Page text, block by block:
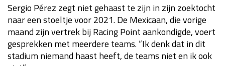
GP MEXICO 2026 30 okt - 01 nov
Kwalificatie
za 19:00 - 20:00
Race
zo 18:00 - 20:00
Sergio Pérez zegt niet gehaast te zijn in zijn zoektocht
naar een stoeltje voor 2021. De Mexicaan, die vorige
maand zijn vertrek bij Racing Point aankondigde, voert
gesprekken met meerdere teams. “Ik denk dat in dit
stadium niemand haast heeft, de teams niet en ik ook